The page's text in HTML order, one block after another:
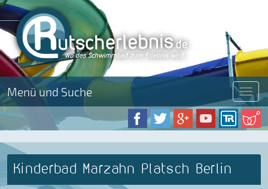
Menü und Suche Menü
Kinderbad Marzahn Platsch Berlin